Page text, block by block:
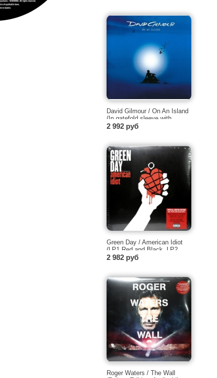
David Gilmour / On An Island
(In gatefold sleeve with
poster, Audiophile vinyl) [180g
2 992 руб
Green Day / American Idiot
(LP1 Red and Black, LP2
Grey and Black) [2 X LP]
2 982 руб
Roger Waters / The Wall